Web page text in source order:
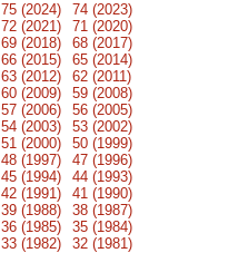
75 (2024)
74 (2023)
72 (2021)
71 (2020)
69 (2018)
68 (2017)
66 (2015)
65 (2014)
63 (2012)
62 (2011)
60 (2009)
59 (2008)
57 (2006)
56 (2005)
54 (2003)
53 (2002)
51 (2000)
50 (1999)
48 (1997)
47 (1996)
45 (1994)
44 (1993)
42 (1991)
41 (1990)
39 (1988)
38 (1987)
36 (1985)
35 (1984)
33 (1982)
32 (1981)